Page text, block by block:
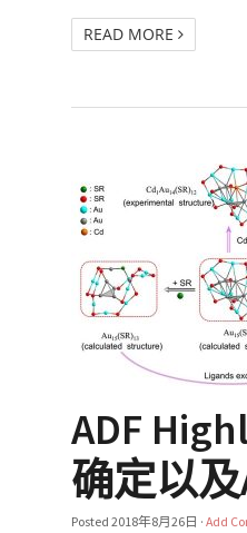
READ MORE
ADF
确定以及
Posted2018年8月26日 ·Add